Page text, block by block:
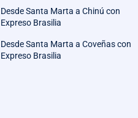
Desde Santa Marta a Chinú con
Expreso Brasilia
Desde Santa Marta a Coveñas con
Expreso Brasilia